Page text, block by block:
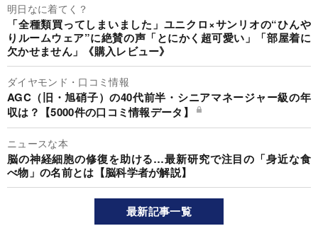
明日なに着てく？
「全種類買ってしまいました」ユニクロ×サンリオの“ひんや
りルームウェア”に絶賛の声「とにかく超可愛い」「部屋着に
欠かせません」《購入レビュー》
ダイヤモンド・口コミ情報
AGC（旧・旭硝子）の40代前半・シニアマネージャー級の年
収は？【5000件の口コミ情報データ】
ニュースな本
脳の神経細胞の修復を助ける…最新研究で注目の「身近な食
べ物」の名前とは【脳科学者が解説】
最新記事一覧